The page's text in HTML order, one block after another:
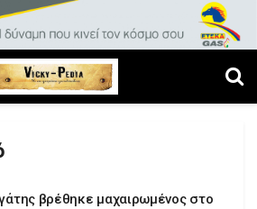
βρέθηκε μαχαιρωμένος στο